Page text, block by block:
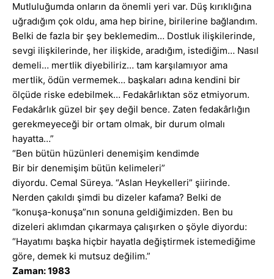
Mutluluğumda onların da önemli yeri var. Düş kırıklığına
uğradığım çok oldu, ama hep birine, birilerine bağlandım.
Belki de fazla bir şey beklemedim… Dostluk ilişkilerinde,
sevgi ilişkilerinde, her ilişkide, aradığım, istediğim… Nasıl
demeli… mertlik diyebiliriz… tam karşılamıyor ama
mertlik, ödün vermemek… başkaları adına kendini bir
ölçüde riske edebilmek… Fedakârlıktan söz etmiyorum.
Fedakârlık güzel bir şey değil bence. Zaten fedakârlığın
gerekmeyeceği bir ortam olmak, bir durum olmalı
hayatta…”
“Ben bütün hüzünleri denemişim kendimde
Bir bir denemişim bütün kelimeleri”
diyordu. Cemal Süreya. “Aslan Heykelleri” şiirinde.
Nerden çakıldı şimdi bu dizeler kafama? Belki de
“konuşa-konuşa”nın sonuna geldiğimizden. Ben bu
dizeleri aklımdan çıkarmaya çalışırken o şöyle diyordu:
“Hayatımı başka hiçbir hayatla değiştirmek istemediğime
göre, demek ki mutsuz değilim.”
Zaman: 1983